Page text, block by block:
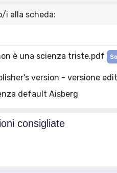
i alla scheda:
è una scienza triste.pdf
version - versione
default Aisberg
consigliate